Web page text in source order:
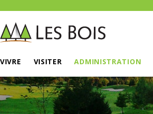
VIVRE VISITER ADMINISTRATION